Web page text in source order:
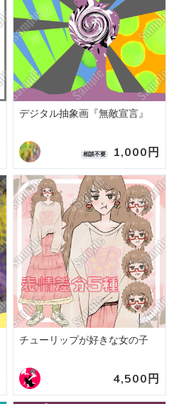
デジタル抽象画『無敵宣言』
相談不要 1,000円
チューリップが好きな女の子
4,500円